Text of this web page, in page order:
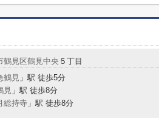
鶴見区鶴見中央 ５丁目
鶴見 」駅 徒歩5分
見 」駅 徒歩8分
総持寺 」駅 徒歩8分